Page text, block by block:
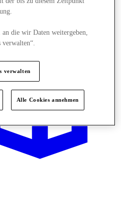
die wir Daten weitergeben,
verwalten
Alle Cookies annehmen